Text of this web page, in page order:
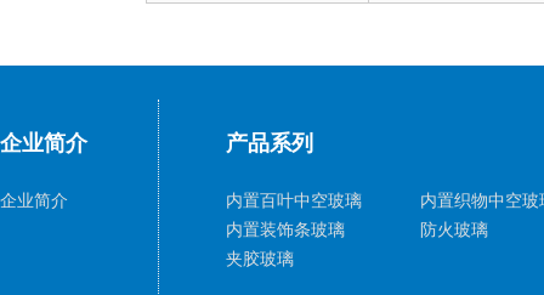
企业简介
企业简介
产品系列
内置百叶中空玻璃
内置织物中空玻
内置装饰条玻璃
防火玻璃
夹胶玻璃